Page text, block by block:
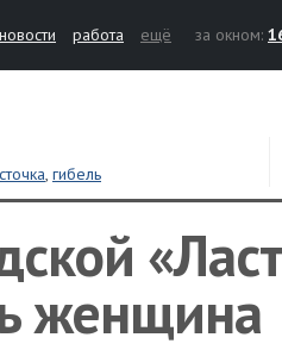
новости работа ещё за окном:
, гибель
женщина